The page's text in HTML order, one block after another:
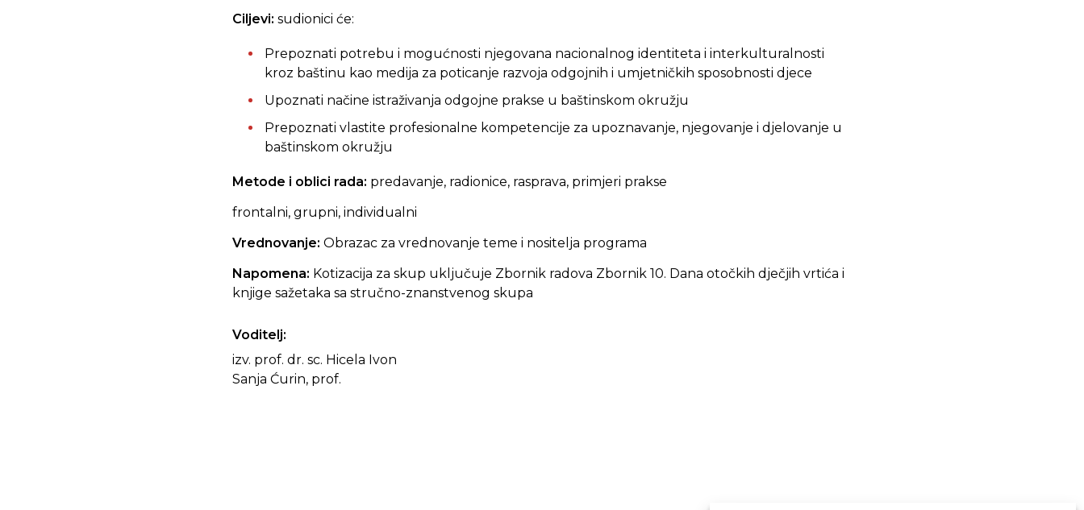
Ciljevi: sudionici će:
Prepoznati potrebu i mogućnosti njegovana nacionalnog identiteta i interkulturalnosti
kroz baštinu kao medija za poticanje razvoja odgojnih i umjetničkih sposobnosti djece
Upoznati načine istraživanja odgojne prakse u baštinskom okružju
Prepoznati vlastite profesionalne kompetencije za upoznavanje, njegovanje i djelovanje u
baštinskom okružju
Metode i oblici rada: predavanje, radionice, rasprava, primjeri prakse
frontalni, grupni, individualni
Vrednovanje: Obrazac za vrednovanje teme i nositelja programa
Napomena: Kotizacija za skup uključuje Zbornik radova Zbornik 10. Dana otočkih dječjih vrtića i
knjige sažetaka sa stručno-znanstvenog skupa
Voditelj:
izv. prof. dr. sc. Hicela Ivon
Sanja Ćurin, prof.